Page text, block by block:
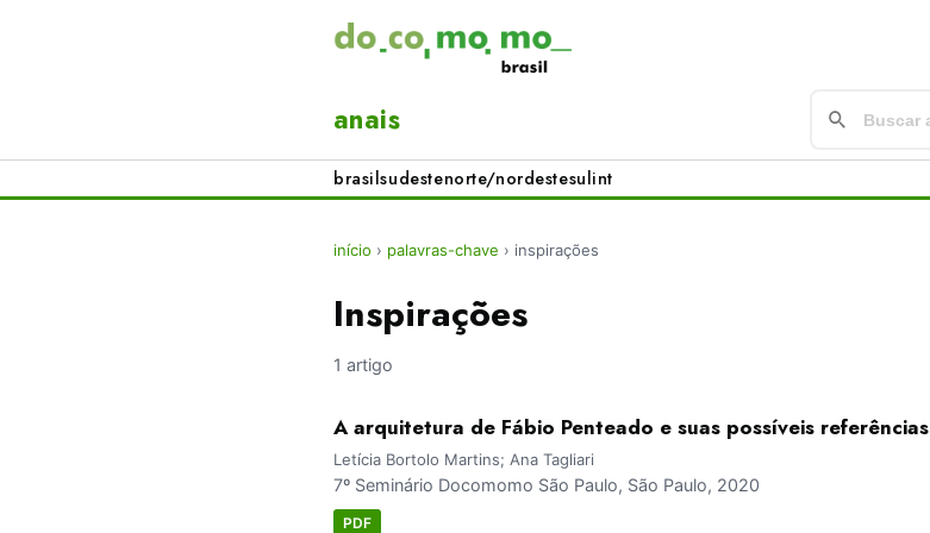
anais
brasilsudestenorte/nordestesulint
início › palavras-chave › inspirações
Inspirações
1 artigo
A arquitetura de Fábio Penteado e suas possíveis referências
Letícia Bortolo Martins; Ana Tagliari
7º Seminário Docomomo São Paulo, São Paulo, 2020
PDF